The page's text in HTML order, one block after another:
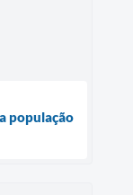
população